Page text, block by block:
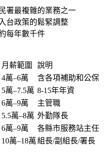
署最複雜的業務之一
台政策的鬆緊調整
每年數千件
月薪範圍
說明
4萬–6萬
含各項補助和公保
5萬–7.5萬 8-15年年資
6萬–9萬
主管職
5.5萬–8萬 外勤隊長
6萬–9萬
各縣市服務站主任
10萬–18萬組長/副組長/署長